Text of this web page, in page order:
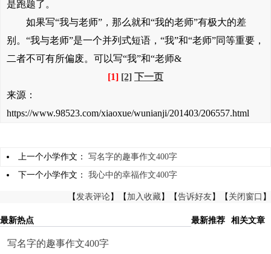
是跑题了。
如果写“我与老师”，那么就和“我的老师”有极大的差
别。“我与老师”是一个并列式短语，“我”和“老师”同等重要，
二者不可有所偏废。可以写“我”和“老师&
[1] [2] 下一页
来源：
https://www.98523.com/xiaoxue/wunianji/201403/206557.html
上一个小学作文： 写名字的趣事作文400字
下一个小学作文： 我心中的幸福作文400字
【发表评论】【 加入收藏】【告诉好友】【 关闭窗口 】
最新热点 最新推荐 相关文章
写名字的趣事作文400字